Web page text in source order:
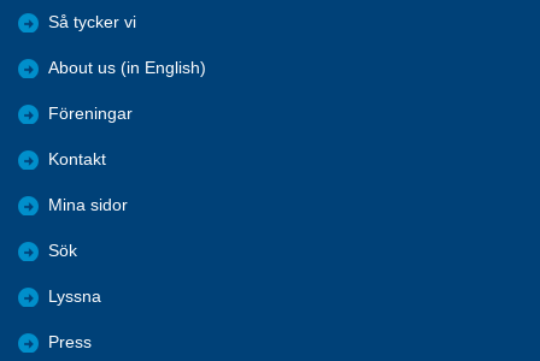
Så tycker vi
About us (in English)
Föreningar
Kontakt
Mina sidor
Sök
Lyssna
Press